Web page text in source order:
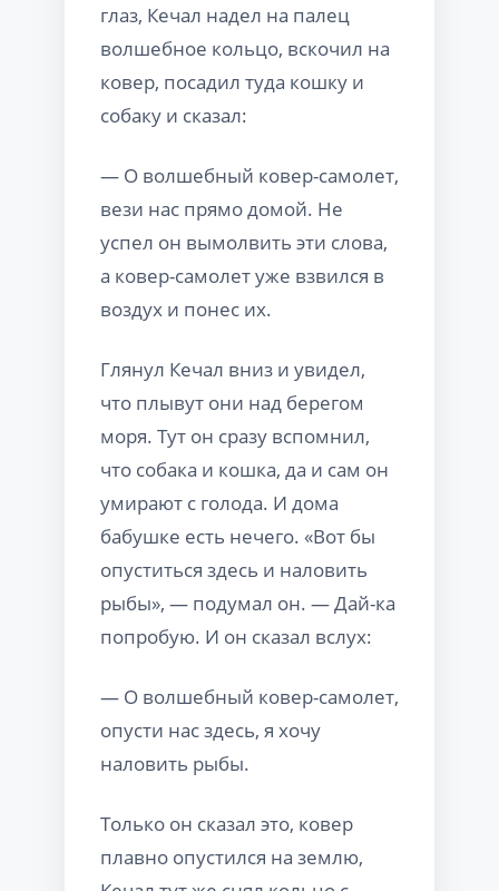
глаз, Кечал надел на палец
волшебное кольцо, вскочил на
ковер, посадил туда кошку и
собаку и сказал:
— О волшебный ковер-самолет,
вези нас прямо домой. Не
успел он вымолвить эти слова,
а ковер-самолет уже взвился в
воздух и понес их.
Глянул Кечал вниз и увидел,
что плывут они над берегом
моря. Тут он сразу вспомнил,
что собака и кошка, да и сам он
умирают с голода. И дома
бабушке есть нечего. «Вот бы
опуститься здесь и наловить
рыбы», — подумал он. — Дай-ка
попробую. И он сказал вслух:
— О волшебный ковер-самолет,
опусти нас здесь, я хочу
наловить рыбы.
Только он сказал это, ковер
плавно опустился на землю,